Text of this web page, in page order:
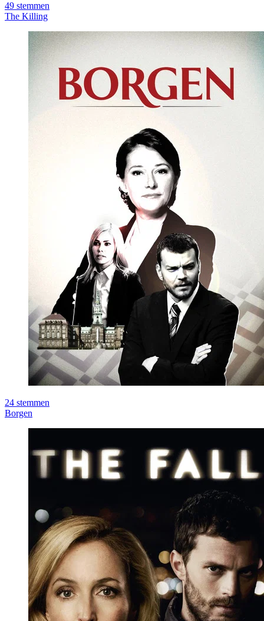
49 stemmen
The Killing
24 stemmen
Borgen